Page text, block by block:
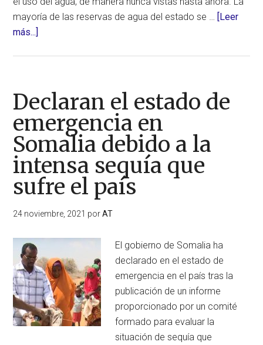
mayoría de las reservas de agua del estado se … [Leer
más...]
crítica
en
California
y
río
atmosférico
este
de
Declaran el estado de
emergencia en
Somalia debido a la
intensa sequía que
sufre el país
24 noviembre, 2021 porAT
El gobierno de Somalia ha
declarado en el estado de
emergencia en el país tras la
publicación de un informe
proporcionado por un comité
formado para evaluar la
situación de sequía que